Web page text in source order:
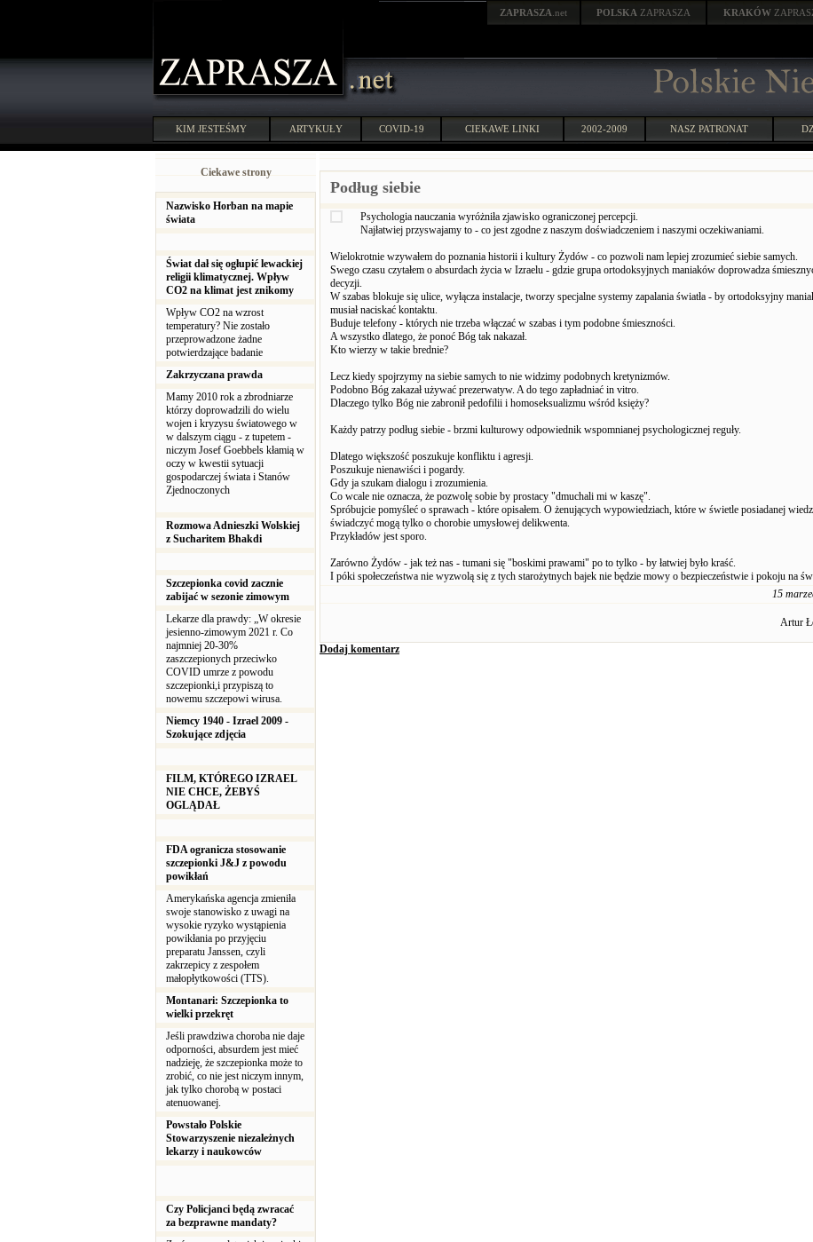
ZAPRASZA .net POLSKA ZAPRASZA KRAKÓW
KIM JESTEŚMY ARTYKUŁY COVID-19 CIEKAWE LINKI 2002-2009 NASZ PATRONAT
Ciekawe strony
Nazwisko Horban na mapie
świata
Świat dał się ogłupić lewackiej
religii klimatycznej. Wpływ
CO2 na klimat jest znikomy
Wpływ CO2 na wzrost
temperatury? Nie zostało
przeprowadzone żadne
potwierdzające badanie
Zakrzyczana prawda
Mamy 2010 rok a zbrodniarze
którzy doprowadzili do wielu
wojen i kryzysu światowego w
w dalszym ciągu - z tupetem -
niczym Josef Goebbels kłamią w
oczy w kwestii sytuacji
gospodarczej świata i Stanów
Zjednoczonych
Rozmowa Adnieszki Wolskiej
z Sucharitem Bhakdi
Szczepionka covid zacznie
zabijać w sezonie zimowym
Lekarze dla prawdy: „W okresie
jesienno-zimowym 2021 r. Co
najmniej 20-30%
zaszczepionych przeciwko
COVID umrze z powodu
szczepionki,i przypiszą to
nowemu szczepowi wirusa.
Niemcy 1940 - Izrael 2009 -
Szokujące zdjęcia
FILM, KTÓREGO IZRAEL
NIE CHCE, ŻEBYŚ
OGLĄDAŁ
FDA ogranicza stosowanie
szczepionki J&J z powodu
powikłań
Amerykańska agencja zmieniła
swoje stanowisko z uwagi na
wysokie ryzyko wystąpienia
powikłania po przyjęciu
preparatu Janssen, czyli
zakrzepicy z zespołem
małopłytkowości (TTS).
Montanari: Szczepionka to
wielki przekręt
Jeśli prawdziwa choroba nie daje
odporności, absurdem jest mieć
nadzieję, że szczepionka może to
zrobić, co nie jest niczym innym,
jak tylko chorobą w postaci
atenuowanej.
Powstało Polskie
Stowarzyszenie niezależnych
lekarzy i naukowców
Czy Policjanci będą zwracać
za bezprawne mandaty?
Podług siebie
Psychologia nauczania wyróżniła zjawisko ograniczonej percepcji.
Najłatwiej przyswajamy to - co jest zgodne z naszym doświadczeniem i naszymi oczekiwaniami.
Wielokrotnie wzywałem do poznania historii i kultury Żydów - co pozwoli nam lepiej zrozumieć siebie samych.
Swego czasu czytałem o absurdach życia w Izraelu - gdzie grupa ortodoksyjnych maniaków doprowadza
decyzji.
W szabas blokuje się ulice, wyłącza instalacje, tworzy specjalne systemy zapalania światła - by ortodoksyjny
musiał naciskać kontaktu.
Buduje telefony - których nie trzeba włączać w szabas i tym podobne śmieszności.
A wszystko dlatego, że ponoć Bóg tak nakazał.
Kto wierzy w takie brednie?
Lecz kiedy spojrzymy na siebie samych to nie widzimy podobnych kretynizmów.
Podobno Bóg zakazał używać prezerwatyw. A do tego zapładniać in vitro.
Dlaczego tylko Bóg nie zabronił pedofilii i homoseksualizmu wśród księży?
Każdy patrzy podług siebie - brzmi kulturowy odpowiednik wspomnianej psychologicznej reguły.
Dlatego większość poszukuje konfliktu i agresji.
Poszukuje nienawiści i pogardy.
Gdy ja szukam dialogu i zrozumienia.
Co wcale nie oznacza, że pozwolę sobie by prostacy "dmuchali mi w kaszę".
Spróbujcie pomyśleć o sprawach - które opisałem. O żenujących wypowiedziach, które w świetle posiadanej
świadczyć mogą tylko o chorobie umysłowej delikwenta.
Przykładów jest sporo.
Zarówno Żydów - jak też nas - tumani się "boskimi prawami" po to tylko - by łatwiej było kraść.
I póki społeczeństwa nie wyzwolą się z tych starożytnych bajek nie będzie mowy o bezpieczeństwie i pokoju na
15
Artur
Dodaj komentarz